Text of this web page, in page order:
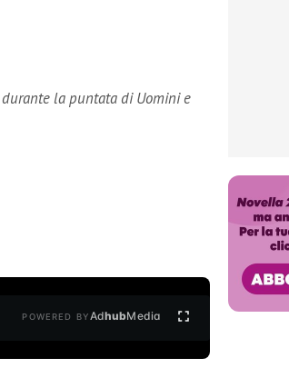
la puntata di Uomini e
POWERED BYAdhubMedia